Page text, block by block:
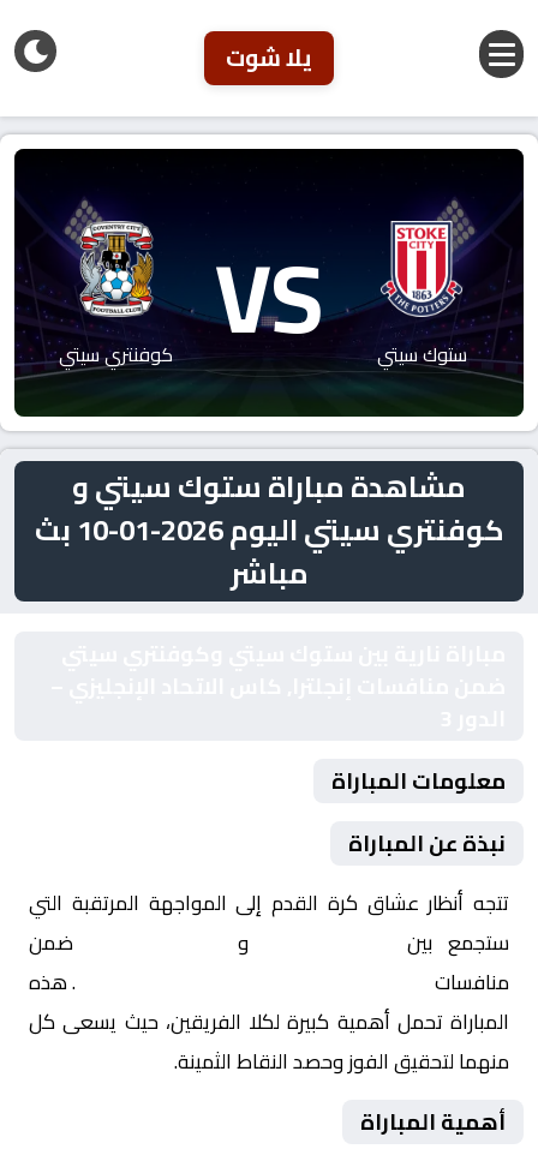
يلا شوت
ستوك سيتي VS كوفنتري سيتي
مشاهدة مباراة ستوك سيتي و
كوفنتري سيتي اليوم 2026-01-10 بث
مباشر
معلومات المباراة
نبذة عن المباراة
تتجه أنظار عشاق كرة القدم إلى المواجهة المرتقبة التي
ستجمع بين
وكوفنتري سيتي
ضمن
منافسات
. هذه
المباراة تحمل أهمية كبيرة لكلا الفريقين، حيث يسعى كل
منهما لتحقيق الفوز وحصد النقاط الثمينة.
أهمية المباراة